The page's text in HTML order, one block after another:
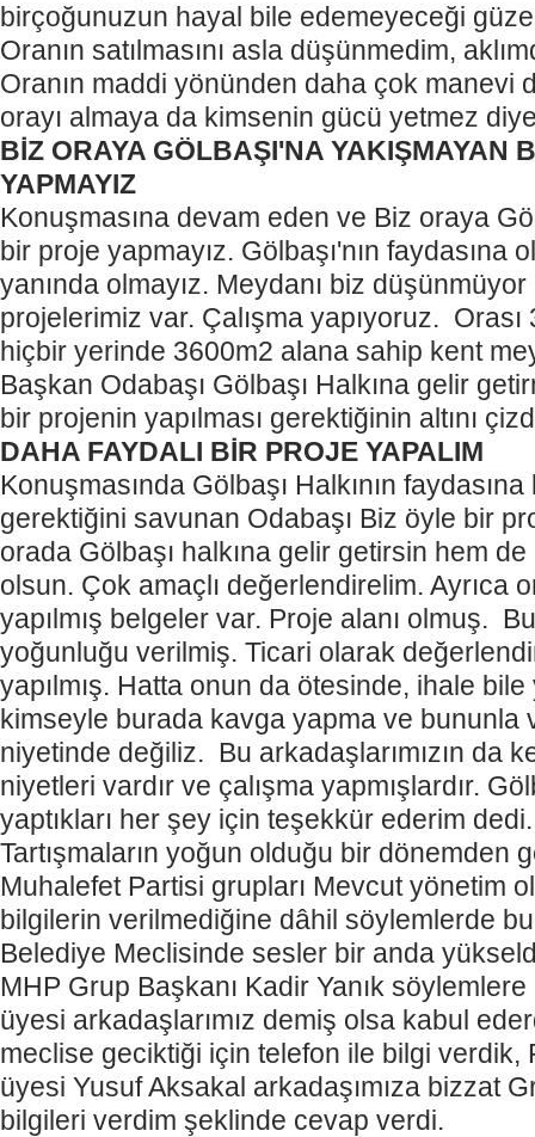
birçoğunuzun hayal bile edemeyeceği
Oranın satılmasını asla düşünmedim,
Oranın maddi yönünden daha çok manevi
orayı almaya da kimsenin gücü yetmez
BİZ ORAYA GÖLBAŞI'NA YAKIŞMAYAN
YAPMAYIZ
Konuşmasına devam eden ve Biz oraya
bir proje yapmayız. Gölbaşı'nın faydasına
yanında olmayız. Meydanı biz
projelerimiz var. Çalışma yapıyoruz. Orası
hiçbir yerinde 3600m2 alana sahip kent
Başkan Odabaşı Gölbaşı Halkına gelir
bir projenin yapılması gerektiğinin altını
DAHA FAYDALI BİR PROJE YAPALIM
Konuşmasında Gölbaşı Halkının
gerektiğini savunan Odabaşı Biz öyle bir
orada Gölbaşı halkına gelir getirsin hem
olsun. Çok amaçlı değerlendirelim. Ayrıca
yapılmış belgeler var. Proje alanı olmuş.
yoğunluğu verilmiş. Ticari olarak
yapılmış. Hatta onun da ötesinde, ihale bile
kimseyle burada kavga yapma ve bununla
niyetinde değiliz. Bu arkadaşlarımızın da
niyetleri vardır ve çalışma yapmışlardır.
yaptıkları her şey için teşekkür ederim dedi.
Tartışmaların yoğun olduğu bir dönemden
Muhalefet Partisi grupları Mevcut yönetim
bilgilerin verilmediğine dâhil söylemlerde
Belediye Meclisinde sesler bir anda
MHP Grup Başkanı Kadir Yanık söylemlere
üyesi arkadaşlarımız demiş olsa kabul
meclise geciktiği için telefon ile bilgi verdik,
üyesi Yusuf Aksakal arkadaşımıza bizzat
bilgileri verdim şeklinde cevap verdi.